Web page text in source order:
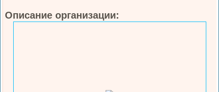
Описание организации: